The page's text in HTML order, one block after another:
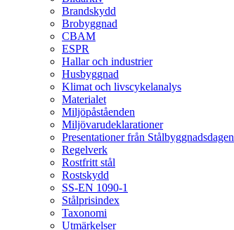
Brandskydd
Brobyggnad
CBAM
ESPR
Hallar och industrier
Husbyggnad
Klimat och livscykelanalys
Materialet
Miljöpåståenden
Miljövarudeklarationer
Presentationer från Stålbyggnadsdagen
Regelverk
Rostfritt stål
Rostskydd
SS-EN 1090-1
Stålprisindex
Taxonomi
Utmärkelser